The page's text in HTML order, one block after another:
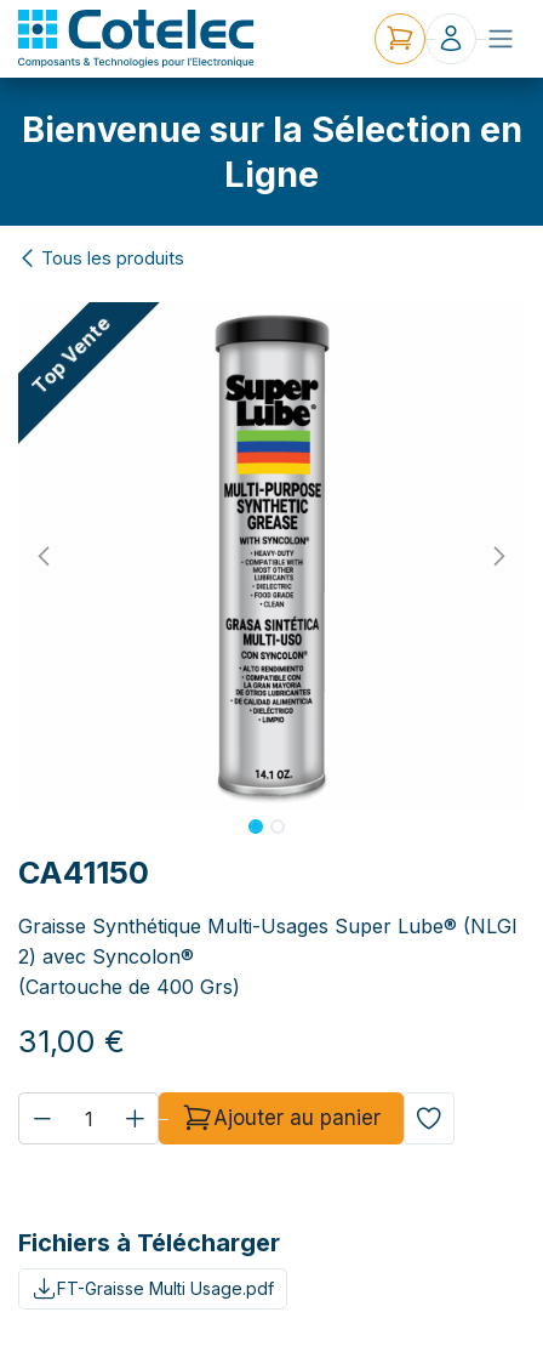
Bienvenue sur la Sélection en
Ligne
Tous les produits
Top Vente
CA41150
Graisse Synthétique Multi-Usages Super Lube® (NLGI
2) avec Syncolon®
(Cartouche de 400 Grs)
31,00 €
Ajouter au panier
Fichiers à Télécharger
FT-Graisse Multi Usage.pdf